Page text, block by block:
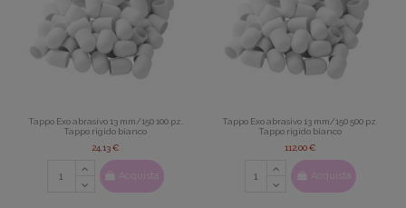
Tappo Exo abrasivo 13 mm/150 100 pz.
Tappo rigido bianco
24,13 €
Acquista
Tappo Exo abrasivo 13 mm/150 500 pz.
Tappo rigido bianco
112,00 €
Acquista